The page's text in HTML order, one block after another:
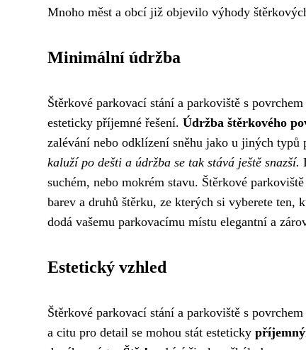
Mnoho měst a obcí již objevilo výhody
Minimální údržba
Štěrkové parkovací stání a parkoviště s
esteticky příjemné řešení. Údržba štěrkového
zalévání nebo odklízení sněhu jako u jiných typů
kaluží po dešti a údržba se tak stává ještě snazší.
suchém, nebo mokrém stavu. Štěrkové
barev a druhů štěrku, ze kterých si vyberete ten,
dodá vašemu parkovacímu místu elegantní a
Estetický vzhled
Štěrkové parkovací stání a parkoviště s
a citu pro detail se mohou stát esteticky